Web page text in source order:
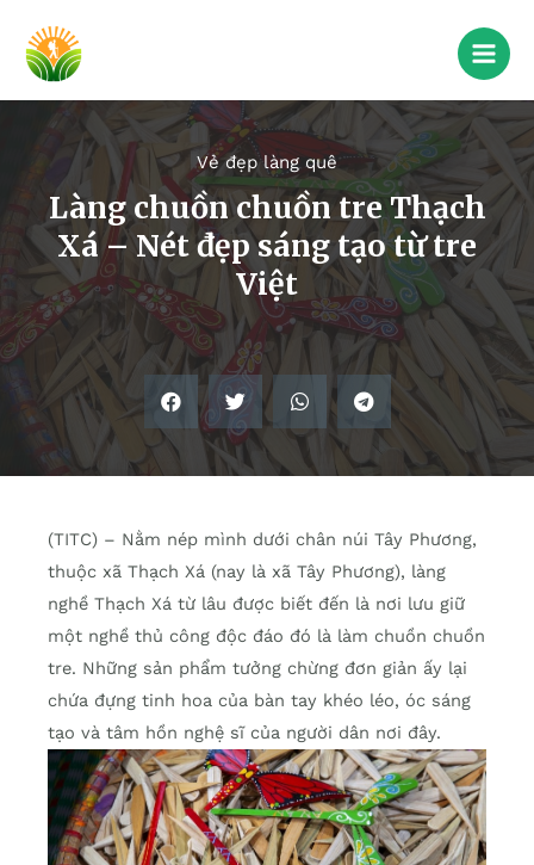
Vẻ đẹp làng quê
Làng chuồn chuồn tre Thạch
Xá – Nét đẹp sáng tạo từ tre
Việt
(TITC) – Nằm nép mình dưới chân núi Tây Phương,
thuộc xã Thạch Xá (nay là xã Tây Phương), làng
nghề Thạch Xá từ lâu được biết đến là nơi lưu giữ
một nghề thủ công độc đáo đó là làm chuồn chuồn
tre. Những sản phẩm tưởng chừng đơn giản ấy lại
chứa đựng tinh hoa của bàn tay khéo léo, óc sáng
tạo và tâm hồn nghệ sĩ của người dân nơi đây.